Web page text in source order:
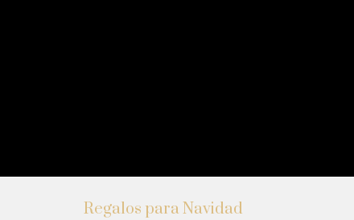
Regalos para Navidad